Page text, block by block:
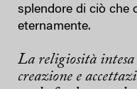
splendore di ciò che
eternamente.
La religiosità intesa
creazione e